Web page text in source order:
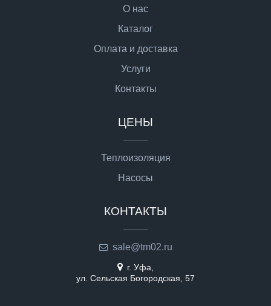
О нас
Каталог
Оплата и доставка
Услуги
Контакты
ЦЕНЫ
Теплоизоляция
Насосы
КОНТАКТЫ
sale@tm02.ru
г. Уфа,
ул. Сельская Богородская, 57